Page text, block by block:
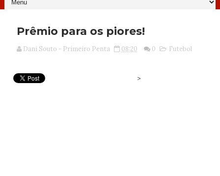
Prêmio para os piores!
Dani Souto - Primeiro Penta 08:20 0 Futebol
>